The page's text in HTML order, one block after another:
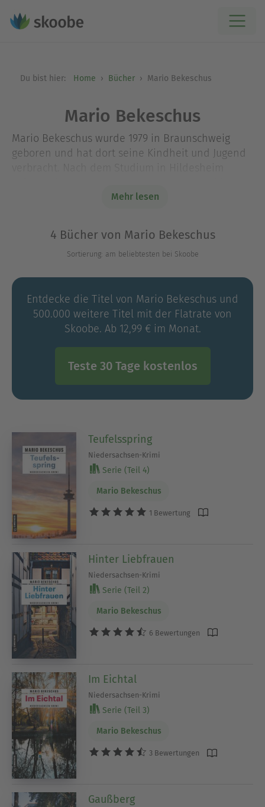
Du bist hier: Home Bücher Mario Bekeschus
Mario Bekeschus
Mario Bekeschus wurde 1979 in Braunschweig
geboren und hat dort seine Kindheit und Jugend
heute lebt und in einem Ministerium arbeitet.
stets eng verbunden geblieben und besucht dort
nicht nur zu Recherchezwecken regelmäßig
Familie, Freund:innen und Lieblingsorte.
Mehr lesen
4 Bücher von Mario Bekeschus
Sortierung: am beliebtesten bei Skoobe
Entdecke die Titel von Mario Bekeschus und
500.000 weitere Titel mit der Flatrate von
Skoobe. Ab 12,99 € im Monat.
Teste 30 Tage kostenlos
Teufelsspring
Niedersachsen-Krimi
Serie (Teil 4)
Mario Bekeschus
1 Bewertung
Hinter Liebfrauen
Niedersachsen-Krimi
Serie (Teil 2)
Mario Bekeschus
6 Bewertungen
Im Eichtal
Niedersachsen-Krimi
Serie (Teil 3)
Mario Bekeschus
3 Bewertungen
Gaußberg